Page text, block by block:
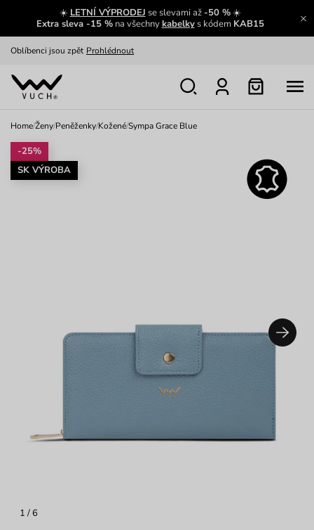
☀️ LETNÍ VÝPRODEJ se slevami až -50 %☀️
Extra sleva -15 %na všechnykabelkys kódem KAB15
Výměna a vrácení zdarma Zobrazit
Oblíbenci jsou zpět Prohlédnout
Nech se inspirovat
Home/Ženy/Peněženky/Kožené/Sympa Grace Blue
1 / 6
-25%
SK VÝROBA